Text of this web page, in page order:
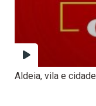
Aldeia, vila e cidade